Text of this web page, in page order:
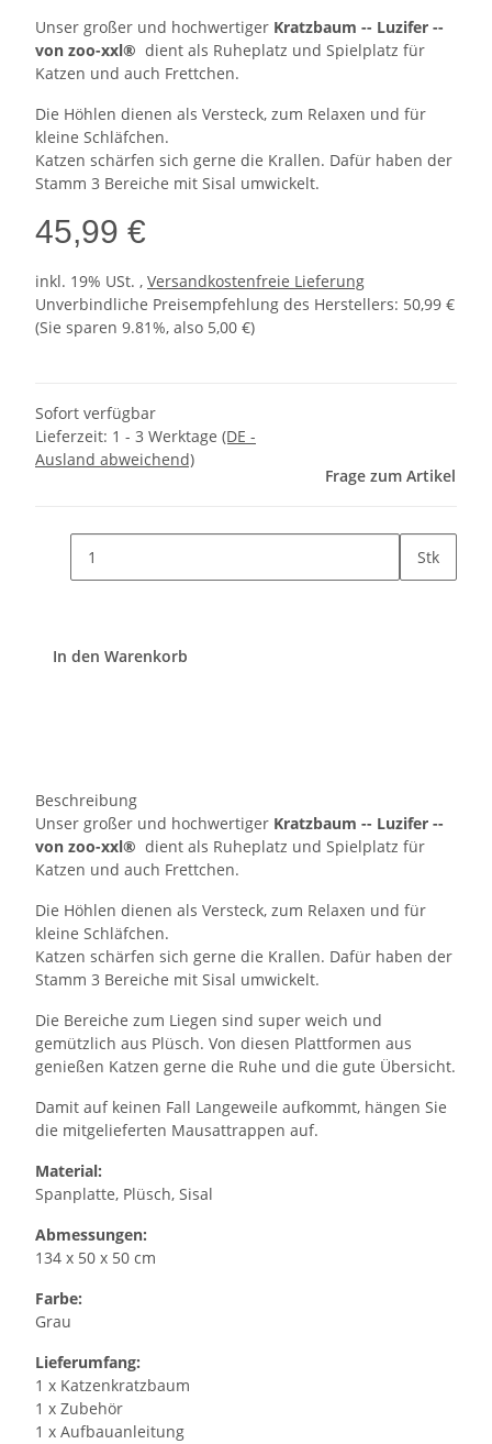
Unser großer und hochwertiger Kratzbaum -- Luzifer --
von zoo-xxl® dient als Ruheplatz und Spielplatz für
Katzen und auch Frettchen.
Die Höhlen dienen als Versteck, zum Relaxen und für
kleine Schläfchen.
Katzen schärfen sich gerne die Krallen. Dafür haben der
Stamm 3 Bereiche mit Sisal umwickelt.
45,99 €
inkl. 19% USt. , Versandkostenfreie Lieferung
Unverbindliche Preisempfehlung des Herstellers: 50,99 €
(Sie sparen 9.81%, also 5,00 €)
Sofort verfügbar
Lieferzeit: 1 - 3 Werktage (DE -
Ausland abweichend)
Frage zum Artikel
Stk
In den Warenkorb
Beschreibung
Unser großer und hochwertiger Kratzbaum -- Luzifer --
von zoo-xxl® dient als Ruheplatz und Spielplatz für
Katzen und auch Frettchen.
Die Höhlen dienen als Versteck, zum Relaxen und für
kleine Schläfchen.
Katzen schärfen sich gerne die Krallen. Dafür haben der
Stamm 3 Bereiche mit Sisal umwickelt.
Die Bereiche zum Liegen sind super weich und
gemützlich aus Plüsch. Von diesen Plattformen aus
genießen Katzen gerne die Ruhe und die gute Übersicht.
Damit auf keinen Fall Langeweile aufkommt, hängen Sie
die mitgelieferten Mausattrappen auf.
Material:
Spanplatte, Plüsch, Sisal
Abmessungen:
134 x 50 x 50 cm
Farbe:
Grau
Lieferumfang:
1 x Katzenkratzbaum
1 x Zubehör
1 x Aufbauanleitung